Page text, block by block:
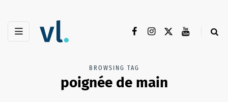
BROWSING TAG
poignée de main